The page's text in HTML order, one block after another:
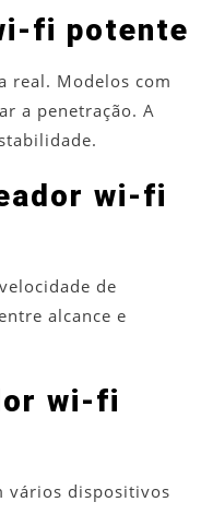
fi potente
real. Modelos com
a penetração. A
wi-fi
de
alcance e
wi-fi
vários dispositivos